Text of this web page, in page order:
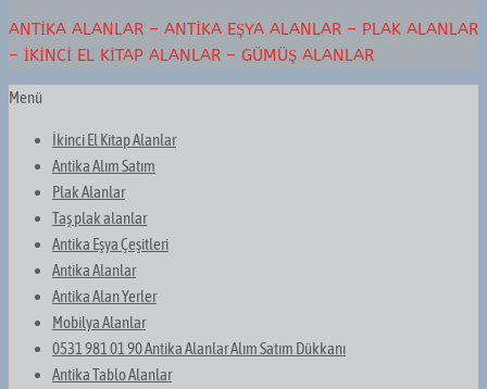
ANTIKA ALANLAR – ANTIKA EŞYA ALANLAR – PLAK ALANLAR
– İKINCI EL KITAP ALANLAR – GÜMÜŞ ALANLAR
Menü
İkinci El Kitap Alanlar
Antika Alım Satım
Plak Alanlar
Taş plak alanlar
Antika Eşya Çeşitleri
Antika Alanlar
Antika Alan Yerler
Mobilya Alanlar
0531 981 01 90 Antika Alanlar Alım Satım Dükkanı
Antika Tablo Alanlar